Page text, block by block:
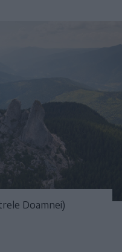
Doamnei)